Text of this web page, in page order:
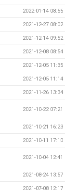
2022-01-14 08:55
2021-12-27 08:02
2021-12-14 09:52
2021-12-08 08:54
2021-12-05 11:35
2021-12-05 11:14
2021-11-26 13:34
2021-10-22 07:21
2021-10-21 16:23
2021-10-11 17:10
2021-10-04 12:41
2021-08-24 13:57
2021-07-08 12:17